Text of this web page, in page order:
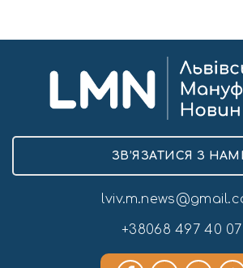
ЗВ’ЯЗАТИСЯ З
+38068 497 40 07